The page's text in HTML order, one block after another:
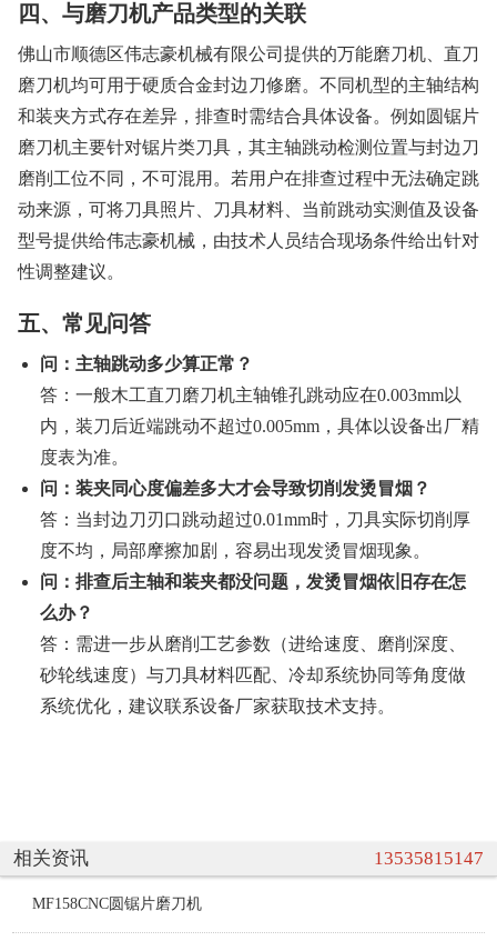
四、与磨刀机产品类型的关联
佛山市顺德区伟志豪机械有限公司提供的万能磨刀机、直刀
磨刀机均可用于硬质合金封边刀修磨。不同机型的主轴结构
和装夹方式存在差异，排查时需结合具体设备。例如圆锯片
磨刀机主要针对锯片类刀具，其主轴跳动检测位置与封边刀
磨削工位不同，不可混用。若用户在排查过程中无法确定跳
动来源，可将刀具照片、刀具材料、当前跳动实测值及设备
型号提供给伟志豪机械，由技术人员结合现场条件给出针对
性调整建议。
五、常见问答
问：主轴跳动多少算正常？
答：一般木工直刀磨刀机主轴锥孔跳动应在0.003mm以
内，装刀后近端跳动不超过0.005mm，具体以设备出厂精
度表为准。
问：装夹同心度偏差多大才会导致切削发烫冒烟？
答：当封边刀刃口跳动超过0.01mm时，刀具实际切削厚
度不均，局部摩擦加剧，容易出现发烫冒烟现象。
问：排查后主轴和装夹都没问题，发烫冒烟依旧存在怎
么办？
答：需进一步从磨削工艺参数（进给速度、磨削深度、
砂轮线速度）与刀具材料匹配、冷却系统协同等角度做
系统优化，建议联系设备厂家获取技术支持。
相关资讯 13535815147
MF158CNC圆锯片磨刀机